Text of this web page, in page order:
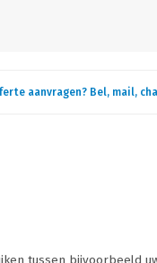
aanvragen? Bel, mail,
tussen bijvoorbeeld